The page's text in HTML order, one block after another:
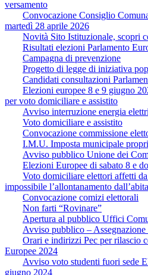
versamento
Convocazione Consiglio
martedì 28 aprile 2026
Novità Sito Istituzionale, scopri
Risultati elezioni Parlamento
Campagna di prevenzione
Progetto di legge di iniziativa
Candidati consultazioni
Elezioni europee 8 e 9 giugno
per voto domiciliare e assistito
Avviso interruzione energia
Voto domiciliare e assistito
Convocazione commissione
I.M.U. Imposta municipale
Avviso pubblico Unione dei
Elezioni Europee di sabato 8 e
Voto domiciliare elettori affetti
impossibile l’allontanamento
Convocazione comizi elettorali
Non farti “Rovinare”
Apertura al pubblico Uffici
Avviso pubblico –
Orari e indirizzi Pec per rilascio
Europee 2024
Avviso voto studenti fuori sede
giugno 2024